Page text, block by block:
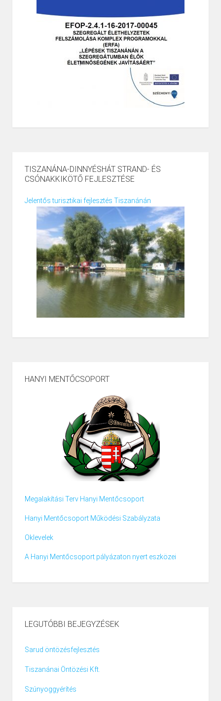
TISZANÁNA-DINNYÉSHÁT STRAND- ÉS
CSÓNAKKIKÖTŐ FEJLESZTÉSE
Jelentős turisztikai fejlesztés Tiszanánán
HANYI MENTŐCSOPORT
Megalakítási Terv Hanyi Mentőcsoport
Hanyi Mentőcsoport Működési Szabályzata
Oklevelek
A Hanyi Mentőcsoport pályázaton nyert eszközei
LEGUTÓBBI BEJEGYZÉSEK
Sarud öntözésfejlesztés
Tiszanánai Öntözési Kft.
Szúnyoggyérítés